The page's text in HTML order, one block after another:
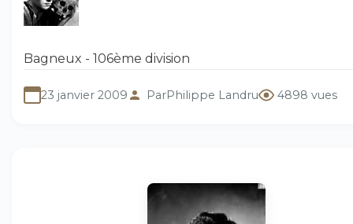
Bagneux - 106ème division
23 janvier 2009 ParPhilippe Landru 4898 vues